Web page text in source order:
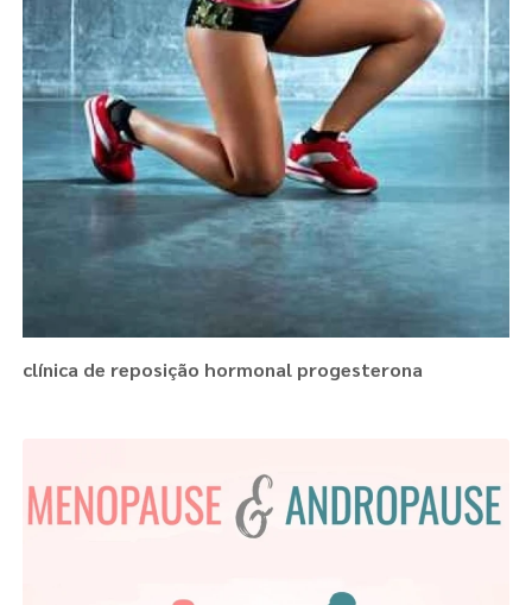
clínica de reposição hormonal progesterona